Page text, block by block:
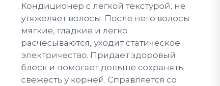
Кондиционер с легкой текстурой, не
утяжеляет волосы. После него волосы
мягкие, гладкие и легко
расчесываются, уходит статическое
электричество. Придает здоровый
блеск и помогает дольше сохранять
свежесть у корней. Справляется со